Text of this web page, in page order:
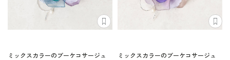
ミックスカラーのブーケコサージュ ミックスカラーのブーケコサージュ